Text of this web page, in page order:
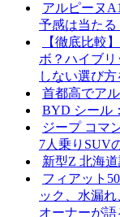
アルピーヌ
予感は当たる
【徹底比較
ボ？ハイブ
しない選び
首都高でア
BYD シール
ジープ コマ
7人乗りSUV
新型Z 北海
フィアット
ック、水漏
オーナーが語